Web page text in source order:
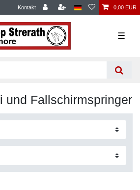
Kontakt 0,00 EUR
☰
und Fallschirmspringer